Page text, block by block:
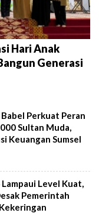
Hari Anak
Generasi
Babel Perkuat Peran
Sultan Muda,
Keuangan Sumsel
Level Kuat,
Pemerintah